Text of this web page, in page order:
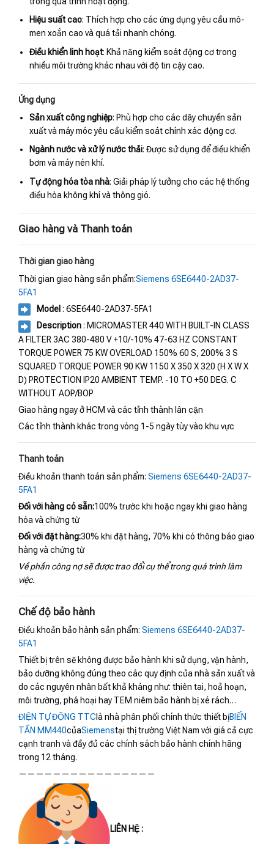
Hiệu suất cao: Thích hợp cho các ứng dụng yêu cầu mô-
men xoắn cao và quá tải nhanh chóng.
Điều khiển linh hoạt: Khả năng kiểm soát động cơ trong
nhiều môi trường khác nhau với độ tin cậy cao.
Ứng dụng
Sản xuất công nghiệp: Phù hợp cho các dây chuyền sản
xuất và máy móc yêu cầu kiểm soát chính xác động cơ.
Ngành nước và xử lý nước thải: Được sử dụng để điều khiển
bơm và máy nén khí.
Tự động hóa tòa nhà: Giải pháp lý tưởng cho các hệ thống
điều hòa không khí và thông gió.
Giao hàng và Thanh toán
Thời gian giao hàng
Thời gian giao hàng sản phẩm:Siemens 6SE6440-2AD37-
5FA1
Model : 6SE6440-2AD37-5FA1
Description: MICROMASTER 440 WITH BUILT-IN CLASS
A FILTER 3AC 380-480 V +10/-10% 47-63 HZ CONSTANT
TORQUE POWER 75 KW OVERLOAD 150% 60 S, 200% 3 S
SQUARED TORQUE POWER 90 KW 1150 X 350 X 320 (H X W X
D) PROTECTION IP20 AMBIENT TEMP. -10 TO +50 DEG. C
WITHOUT AOP/BOP
Giao hàng ngay ở HCM và các tỉnh thành lân cận
Các tỉnh thành khác trong vòng 1-5 ngày tùy vào khu vực
Thanh toán
Điều khoản thanh toán sản phẩm: Siemens 6SE6440-2AD37-
5FA1
Đối với hàng có sẵn:100% trước khi hoặc ngay khi giao hàng
hóa và chứng từ
Đối với đặt hàng:30% khi đặt hàng, 70% khi có thông báo giao
hàng và chứng từ
Về phần công nợ sẽ được trao đổi cụ thể trong quá trình làm
việc.
Chế độ bảo hành
Điều khoản bảo hành sản phẩm: Siemens 6SE6440-2AD37-
5FA1
Thiết bị trên sẽ không được bảo hành khi sử dụng, vận hành,
bảo dưỡng không đúng theo các quy định của nhà sản xuất và
do các nguyên nhân bất khả kháng như: thiên tai, hoả hoạn,
môi trường, phá hoại hay TEM niêm bảo hành bị xé rách…
ĐIỆN TỰ ĐỘNG TTC là nhà phân phối chính thức thiết bịBIẾN
TẦN MM440củaSiemenstại thị trường Việt Nam với giá cả cực
cạnh tranh và đầy đủ các chính sách bảo hành chính hãng
trong 12 tháng.
————————————————
LIÊN HỆ :